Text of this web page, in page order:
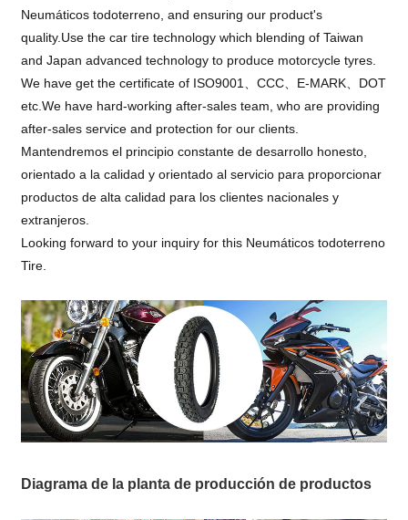
Neumáticos todoterreno, and ensuring our product's
quality.Use the car tire technology which blending of Taiwan
and Japan advanced technology to produce motorcycle tyres.
We have get the certificate of ISO9001、CCC、E-MARK、DOT
etc.We have hard-working after-sales team, who are providing
after-sales service and protection for our clients.
Mantendremos el principio constante de desarrollo honesto,
orientado a la calidad y orientado al servicio para proporcionar
productos de alta calidad para los clientes nacionales y
extranjeros.
Looking forward to your inquiry for this Neumáticos todoterreno
Tire.
Diagrama de la planta de producción de productos